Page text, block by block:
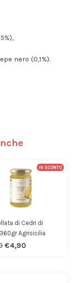
nero (0,1%).
IN SCONTO
di Cedri di
Agrisicilia
€4,90